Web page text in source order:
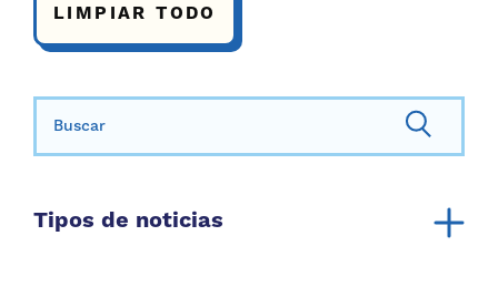
LIMPIAR TODO
Buscar:
Tipos de noticias